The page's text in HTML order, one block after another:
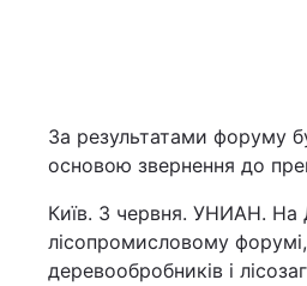
За результатами форуму
основою звернення до
Київ. 3 червня. УНИАН. На
лісопромисловому форумі,
деревообробників і